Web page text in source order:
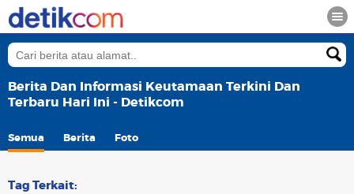
Berita Dan Informasi Keutamaan Terkini Dan
Terbaru Hari Ini - Detikcom
Semua Berita Foto
Tag Terkait: